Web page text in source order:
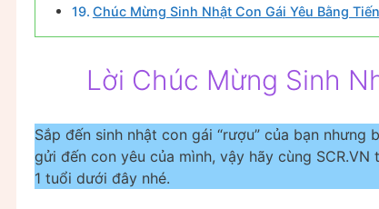
Chúc Mừng Sinh Nhật Con Gái Yêu Bằng
Lời Chúc Mừng Sinh
Sắp đến sinh nhật con gái “rượu” của bạn
gửi đến con yêu của mình, vậy hãy cùng
1 tuổi dưới đây nhé.